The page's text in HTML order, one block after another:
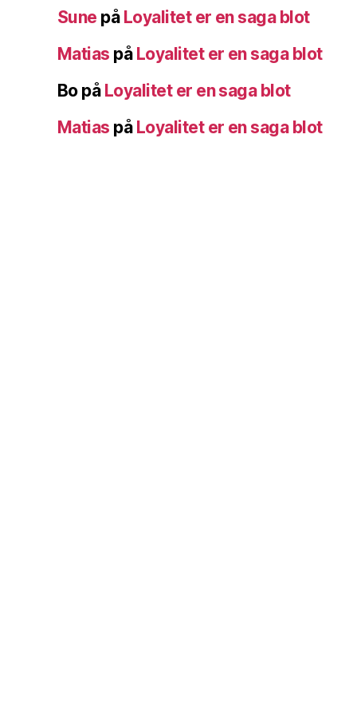
Sune på Loyalitet er en saga blot
Matias på Loyalitet er en saga blot
Bopå Loyalitet er en saga blot
Matias på Loyalitet er en saga blot